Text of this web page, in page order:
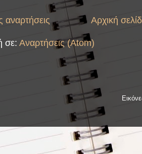
αναρτήσεις Αρχική
σε: Αναρτήσεις (Atom)